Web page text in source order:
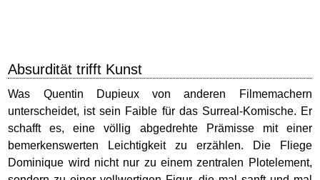
Absurdität trifft Kunst
Was Quentin Dupieux von anderen Filmemachern
unterscheidet, ist sein Faible für das Surreal-Komische. Er
schafft es, eine völlig abgedrehte Prämisse mit einer
bemerkenswerten Leichtigkeit zu erzählen. Die Fliege
Dominique wird nicht nur zu einem zentralen Plotelement,